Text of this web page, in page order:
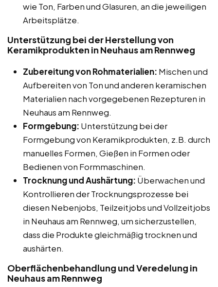
wie Ton, Farben und Glasuren, an die jeweiligen
Arbeitsplätze.
Unterstützung bei der Herstellung von
Keramikprodukten in Neuhaus am Rennweg
Zubereitung von Rohmaterialien: Mischen und
Aufbereiten von Ton und anderen keramischen
Materialien nach vorgegebenen Rezepturen in
Neuhaus am Rennweg.
Formgebung: Unterstützung bei der
Formgebung von Keramikprodukten, z.B. durch
manuelles Formen, Gießen in Formen oder
Bedienen von Formmaschinen.
Trocknung und Aushärtung: Überwachen und
Kontrollieren der Trocknungsprozesse bei
diesen Nebenjobs, Teilzeitjobs und Vollzeitjobs
in Neuhaus am Rennweg, um sicherzustellen,
dass die Produkte gleichmäßig trocknen und
aushärten.
Oberflächenbehandlung und Veredelung in
Neuhaus am Rennweg